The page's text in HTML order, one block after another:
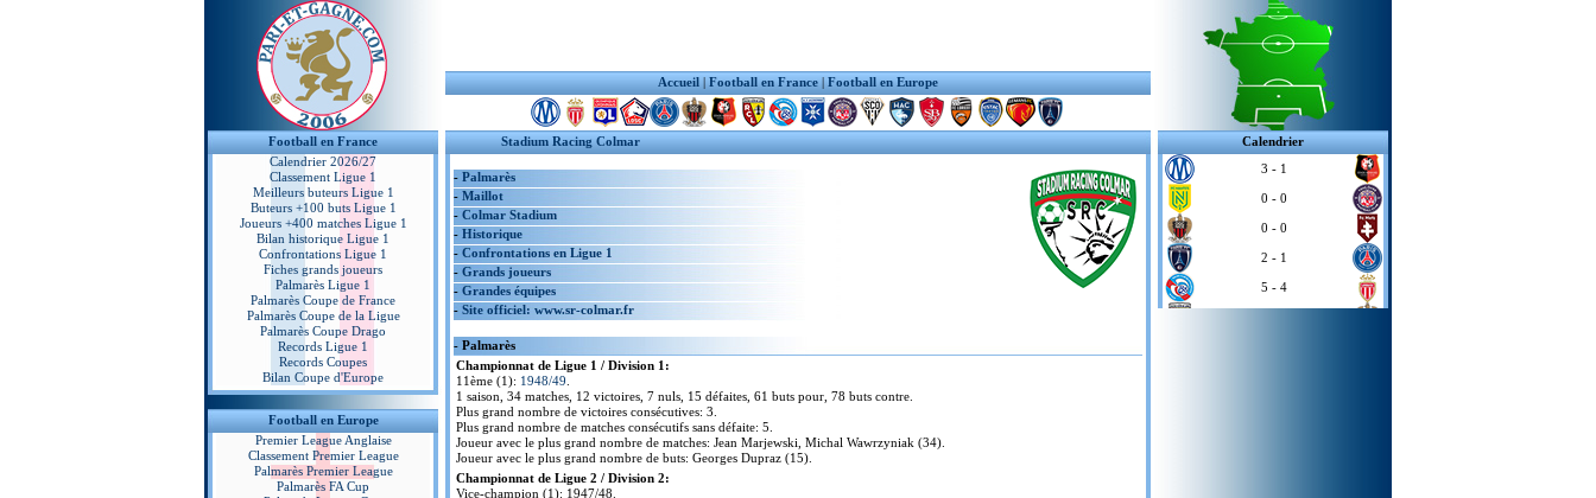
Accueil | Football en France | Football en Europe
Football en France
Calendrier 2026/27
Classement Ligue 1
Meilleurs buteurs Ligue 1
Buteurs +100 buts Ligue 1
Joueurs +400 matches Ligue 1
Bilan historique Ligue 1
Confrontations Ligue 1
Fiches grands joueurs
Palmarès Ligue 1
Palmarès Coupe de France
Palmarès Coupe de la Ligue
Palmarès Coupe Drago
Records Ligue 1
Records Coupes
Bilan Coupe d'Europe
Football en Europe
Premier League Anglaise
Classement Premier League
Palmarès Premier League
Palmarès FA Cup
Stadium Racing Colmar
- Palmarès
- Maillot
- Colmar Stadium
- Historique
- Confrontations en Ligue 1
- Grands joueurs
- Grandes équipes
- Site officiel: www.sr-colmar.fr
- Palmarès
Championnat de Ligue 1 / Division 1:
11ème (1): 1948/49
1 saison, 34 matches, 12 victoires, 7 nuls, 15 défaites, 61 buts pour, 78 buts contre.
Plus grand nombre de victoires consécutives: 3.
Plus grand nombre de matches consécutifs sans défaite: 5.
Joueur avec le plus grand nombre de matches: Jean Marjewski, Michal Wawrzyniak (34).
Joueur avec le plus grand nombre de buts: Georges Dupraz (15).
Championnat de Ligue 2 / Division 2:
Vice-champion (1): 1947/48.